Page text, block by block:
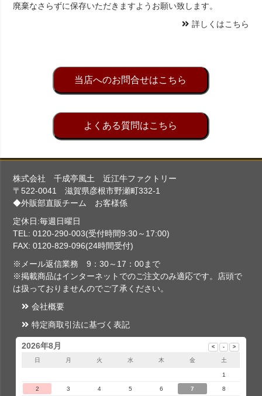
廃棄なさらずに保存いただきますようお願い致します。
詳しくはこちら
当店へのお問合せはこちら
よくある質問はこちら
株式会社 千成亭風土 近江牛ファクトリー
〒522-0041 滋賀県彦根市野瀬町332-1
◆外販部直販チーム お客様係
定休日:毎週日曜日
TEL: 0120-290-003(受付時間9:30～17:00)
FAX: 0120-829-096(24時間受付)
※メール返信業務 9：30～17：00まで
※掲載商品はインターネットでのご注文のみ適応です。店頭で
は扱っておりませんのでご了承ください。
会社概要
特定商取引法に基づく表記
2026年8月
日 月 火 水 木 金 土
1
2 3 4 5 6 7 8